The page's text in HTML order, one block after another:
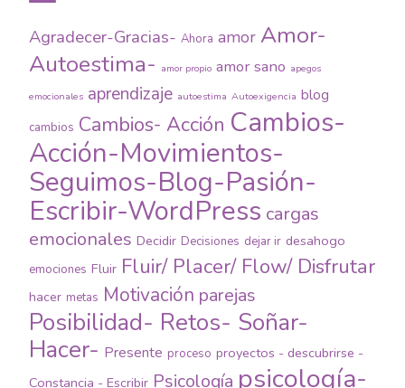
Agradecer-Gracias- Ahora amor Amor-
Autoestima- amor propio amor sano apegos
emocionales aprendizaje autoestima Autoexigencia blog
cambios Cambios- Acción Cambios-
Acción-Movimientos-
Seguimos-Blog-Pasión-
Escribir-WordPress cargas
emocionales Decidir Decisiones dejar ir desahogo
emociones Fluir Fluir/ Placer/ Flow/ Disfrutar
hacer metas Motivación parejas
Posibilidad- Retos- Soñar-
Hacer- Presente proceso proyectos - descubrirse -
Constancia - Escribir Psicología psicología-